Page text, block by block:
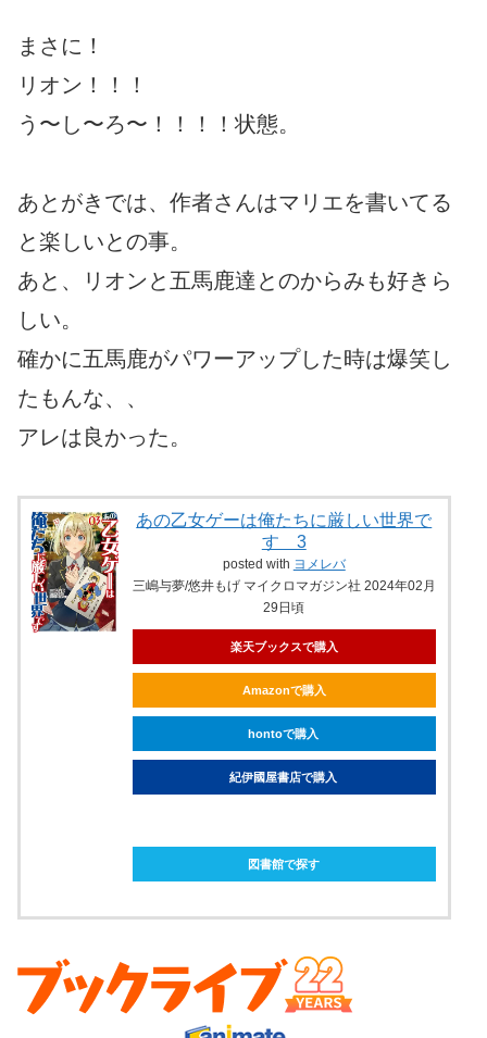
まさに！
リオン！！！
う〜し〜ろ〜！！！！状態。
あとがきでは、作者さんはマリエを書いてる
と楽しいとの事。
あと、リオンと五馬鹿達とのからみも好きら
しい。
確かに五馬鹿がパワーアップした時は爆笑し
たもんな、、
アレは良かった。
あの乙女ゲーは俺たちに厳しい世界で
す 3
posted with ヨメレバ
三嶋与夢/悠井もげ マイクロマガジン社 2024年02月
29日頃
楽天ブックスで購入
Amazonで購入
hontoで購入
紀伊國屋書店で購入
図書館で探す